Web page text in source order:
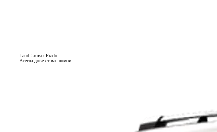
Land Cruiser Prado
Всегда довезёт вас домой